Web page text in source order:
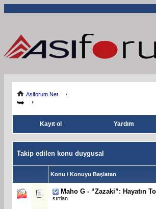
Asiforum.Net
Kayıt ol Yardım
Takip edilen konu duygusal
Konu / Konuyu Başlatan
Maho G - “Zazaki”: Hayatın
sırtlan